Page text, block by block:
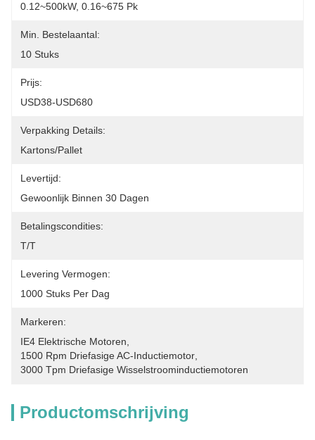
0.12~500kW, 0.16~675 Pk
Min. Bestelaantal:
10 Stuks
Prijs:
USD38-USD680
Verpakking Details:
Kartons/Pallet
Levertijd:
Gewoonlijk Binnen 30 Dagen
Betalingscondities:
T/T
Levering Vermogen:
1000 Stuks Per Dag
Markeren:
IE4 Elektrische Motoren
1500 Rpm Driefasige AC-Inductiemotor
3000 Tpm Driefasige Wisselstroominductiemotoren
Productomschrijving